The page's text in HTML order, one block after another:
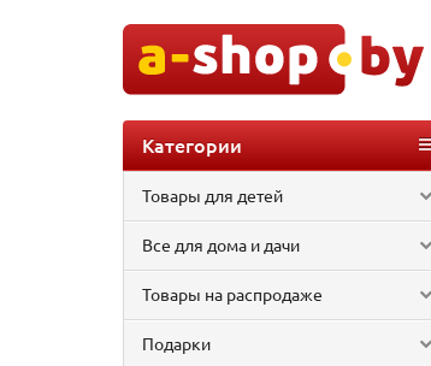
Категории
Товары для детей
Все для дома и дачи
Товары на распродаже
Подарки